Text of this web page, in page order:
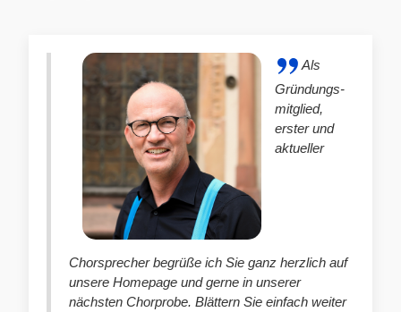
Als
Gründungs-
mitglied,
erster und
aktueller
Chorsprecher begrüße ich Sie ganz herzlich auf
unsere Homepage und gerne in unserer
nächsten Chorprobe. Blättern Sie einfach weiter